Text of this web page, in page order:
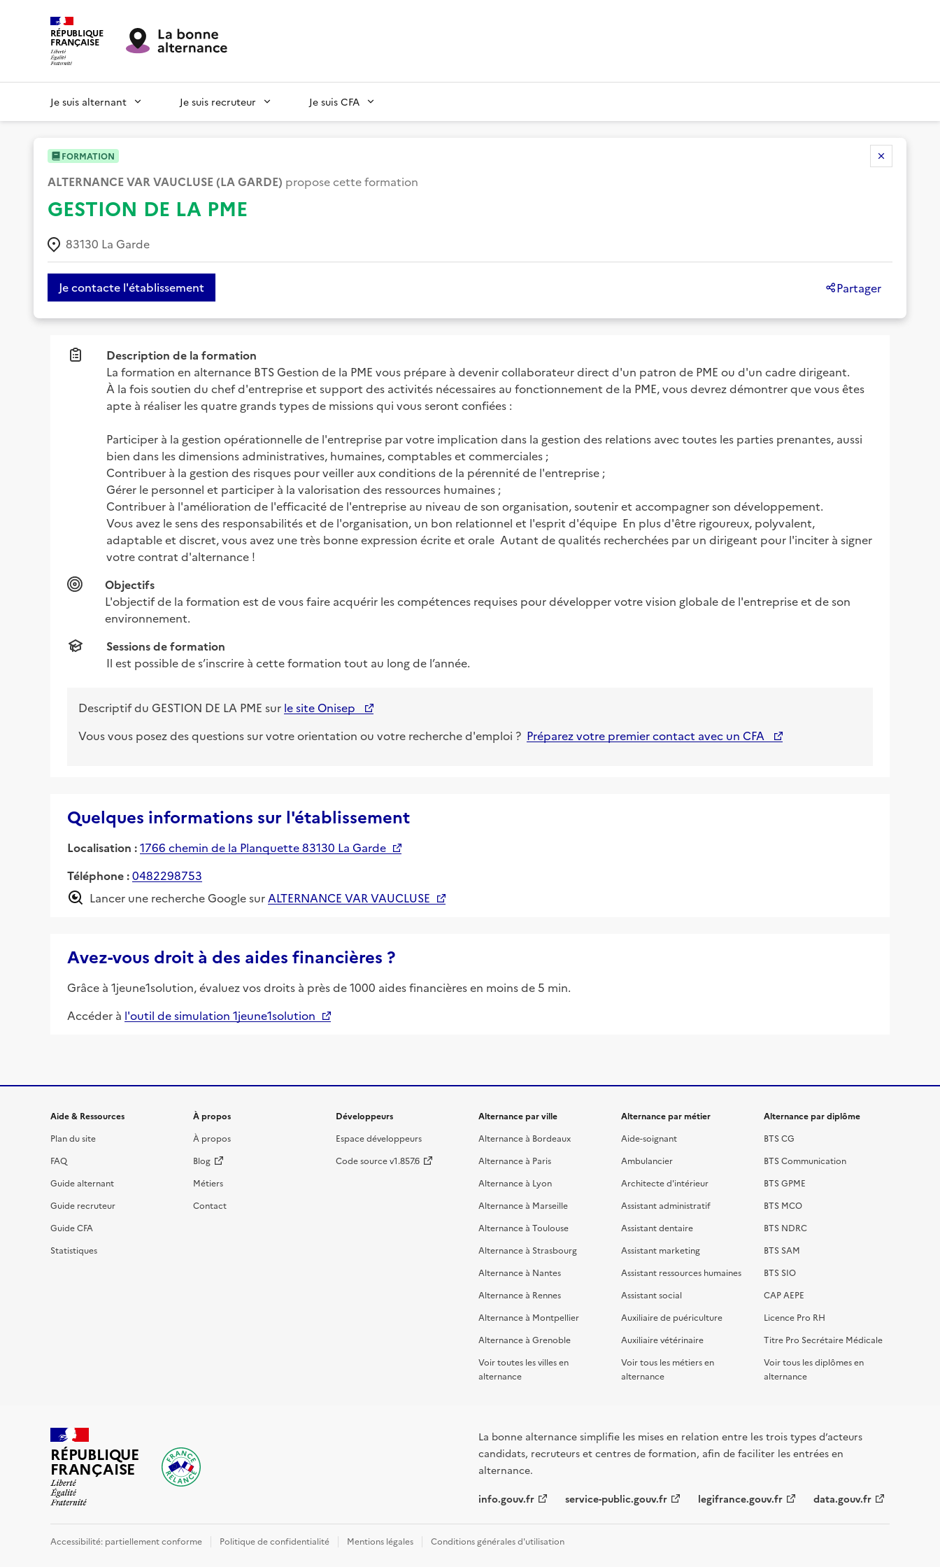
RÉPUBLIQUE
FRANÇAISE
Je suis alternant Je suis recruteur Je suis CFA
FORMATION
ALTERNANCE VAR VAUCLUSE (LA GARDE) propose cette formation
GESTION DE LA PME
83130 La Garde
Je contacte l'établissement Partager
Description de la formation
La formation en alternance BTS Gestion de la PME vous prépare à devenir collaborateur direct d'un patron de PME ou d'un cadre dirigeant.
À la fois soutien du chef d'entreprise et support des activités nécessaires au fonctionnement de la PME, vous devrez démontrer que vous êtes
apte à réaliser les quatre grands types de missions qui vous seront confiées :
Participer à la gestion opérationnelle de l'entreprise par votre implication dans la gestion des relations avec toutes les parties prenantes, aussi
bien dans les dimensions administratives, humaines, comptables et commerciales ;
Contribuer à la gestion des risques pour veiller aux conditions de la pérennité de l'entreprise ;
Gérer le personnel et participer à la valorisation des ressources humaines ;
Contribuer à l'amélioration de l'efficacité de l'entreprise au niveau de son organisation, soutenir et accompagner son développement.
Vous avez le sens des responsabilités et de l'organisation, un bon relationnel et l'esprit d'équipe  En plus d'être rigoureux, polyvalent,
adaptable et discret, vous avez une très bonne expression écrite et orale  Autant de qualités recherchées par un dirigeant pour l'inciter à signer
votre contrat d'alternance !
Objectifs
L'objectif de la formation est de vous faire acquérir les compétences requises pour développer votre vision globale de l'entreprise et de son
environnement.
Sessions de formation
Il est possible de s’inscrire à cette formation tout au long de l’année.
Descriptif du GESTION DE LA PME sur le site Onisep
Vous vous posez des questions sur votre orientation ou votre recherche d'emploi ? Préparez votre premier contact avec un CFA
Quelques informations sur l'établissement
Localisation :1766 chemin de la Planquette 83130 La Garde
Téléphone :0482298753
Lancer une recherche Google sur ALTERNANCE VAR VAUCLUSE
Avez-vous droit à des aides financières ?
Grâce à 1jeune1solution, évaluez vos droits à près de 1000 aides financières en moins de 5 min.
Accéder à l'outil de simulation 1jeune1solution
Informations et liens du site
Aide & Ressources
Plan du site
FAQ
Guide alternant
Guide recruteur
Guide CFA
Statistiques
À propos
À propos
Blog
Métiers
Contact
Développeurs
Espace développeurs
Code source v1.857.6
Alternance par ville
Alternance à Bordeaux
Alternance à Paris
Alternance à Lyon
Alternance à Marseille
Alternance à Toulouse
Alternance à Strasbourg
Alternance à Nantes
Alternance à Rennes
Alternance à Montpellier
Alternance à Grenoble
Voir toutes les villes en
alternance
Alternance par métier
Aide-soignant
Ambulancier
Architecte d'intérieur
Assistant administratif
Assistant dentaire
Assistant marketing
Assistant ressources humaines
Assistant social
Auxiliaire de puériculture
Auxiliaire vétérinaire
Voir tous les métiers en
alternance
Alternance par diplôme
BTS CG
BTS Communication
BTS GPME
BTS MCO
BTS NDRC
BTS SAM
BTS SIO
CAP AEPE
Licence Pro RH
Titre Pro Secrétaire Médicale
Voir tous les diplômes en
alternance
RÉPUBLIQUE
FRANÇAISE
La bonne alternance simplifie les mises en relation entre les trois types d’acteurs
candidats, recruteurs et centres de formation, afin de faciliter les entrées en
alternance.
info.gouv.fr service-public.gouv.fr legifrance.gouv.fr data.gouv.fr
Accessibilité: partiellement conforme Politique de confidentialité Mentions légales Conditions générales d'utilisation